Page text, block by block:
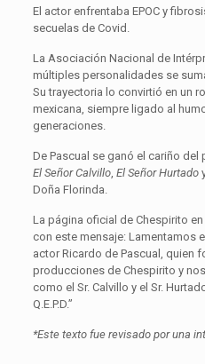
El actor enfrentaba EPOC y
secuelas de Covid.
La Asociación Nacional de
múltiples personalidades se
Su trayectoria lo convirtió en un
mexicana, siempre ligado al
generaciones.
De Pascual se ganó el cariño
El Señor Calvillo, El Señor Hurtado
Doña Florinda.
La página oficial de Chespirito
con este mensaje: Lamentamos
actor Ricardo de Pascual, quien
producciones de Chespirito y
como el Sr. Calvillo y el Sr.
Q.E.P.D.”
*Este texto fue revisado por una